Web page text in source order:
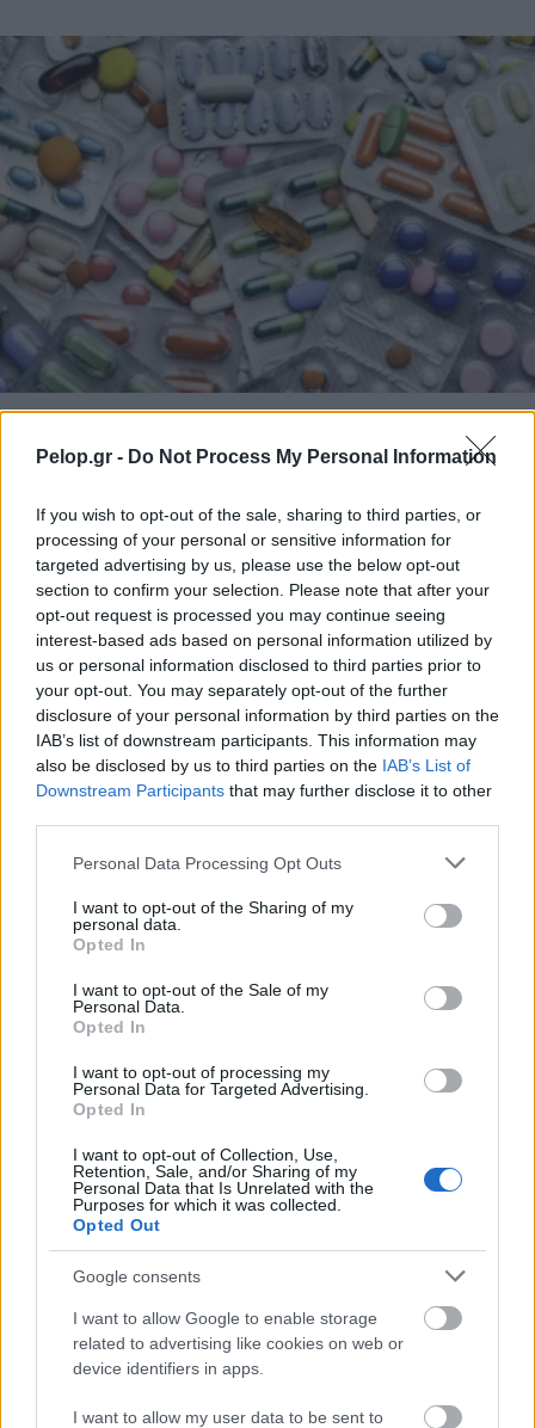
Pelop.gr - Do Not Process My Personal Information
If you wish to opt-out of the sale, sharing to third parties, or
processing of your personal or sensitive information for
targeted advertising by us, please use the below opt-out
section to confirm your selection. Please note that after your
opt-out request is processed you may continue seeing
interest-based ads based on personal information utilized by
us or personal information disclosed to third parties prior to
your opt-out. You may separately opt-out of the further
disclosure of your personal information by third parties on the
IAB’s list of downstream participants. This information may
also be disclosed by us to third parties on the IAB’s List of
Downstream Participants that may further disclose it to other
Please note that this website/app uses one or more Google
not limited to your visit or usage behaviour. You may click to
grant or deny consent to Google and its third-party tags to
use your data for below specified purposes in below Google
consent section.
Personal Data Processing Opt Outs
I want to opt-out of the Sharing of my
personal data.
Opted In
I want to opt-out of the Sale of my
Personal Data.
Opted In
I want to opt-out of processing my
Personal Data for Targeted Advertising.
Opted In
I want to opt-out of Collection, Use,
Retention, Sale, and/or Sharing of my
Personal Data that Is Unrelated with the
Purposes for which it was collected.
Opted Out
Google consents
I want to allow Google to enable storage
related to advertising like cookies on web or
device identifiers in apps.
I want to allow my user data to be sent to
Ελλείψεις φαρμάκων: Γιατί αδειάζουν τα
τραπέζι
ΕΟΦ: Προειδοποίηση για συμπλήρωμα
διατροφής με μη εγκεκριμένη φαρμακευτική